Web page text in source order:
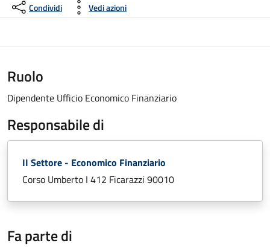
Condividi Vedi azioni
Ruolo
Dipendente Ufficio Economico Finanziario
Responsabile di
II Settore - Economico Finanziario
Corso Umberto I 412 Ficarazzi 90010
Fa parte di